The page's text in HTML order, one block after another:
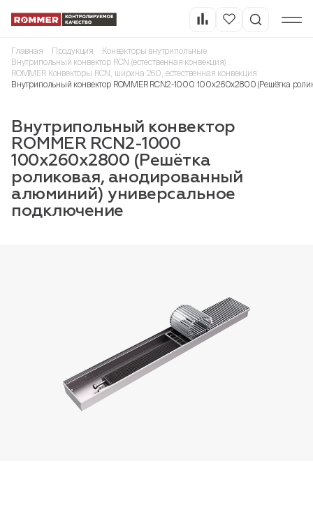
Пн-Пт, 9:00—18:00
Главная Продукция
Конвекторы внутрипольные
Внутрипольный конвектор RCN (естественная конвекция)
ROMMER Конвекторы RCN, ширина 260, естественная конвекция
Внутрипольный конвектор ROMMER RCN2-1000 100х260х2800 (Решётка
Внутрипольный конвектор
ROMMER RCN2-1000
100х260х2800 (Решётка
роликовая, анодированный
алюминий) универсальное
подключение